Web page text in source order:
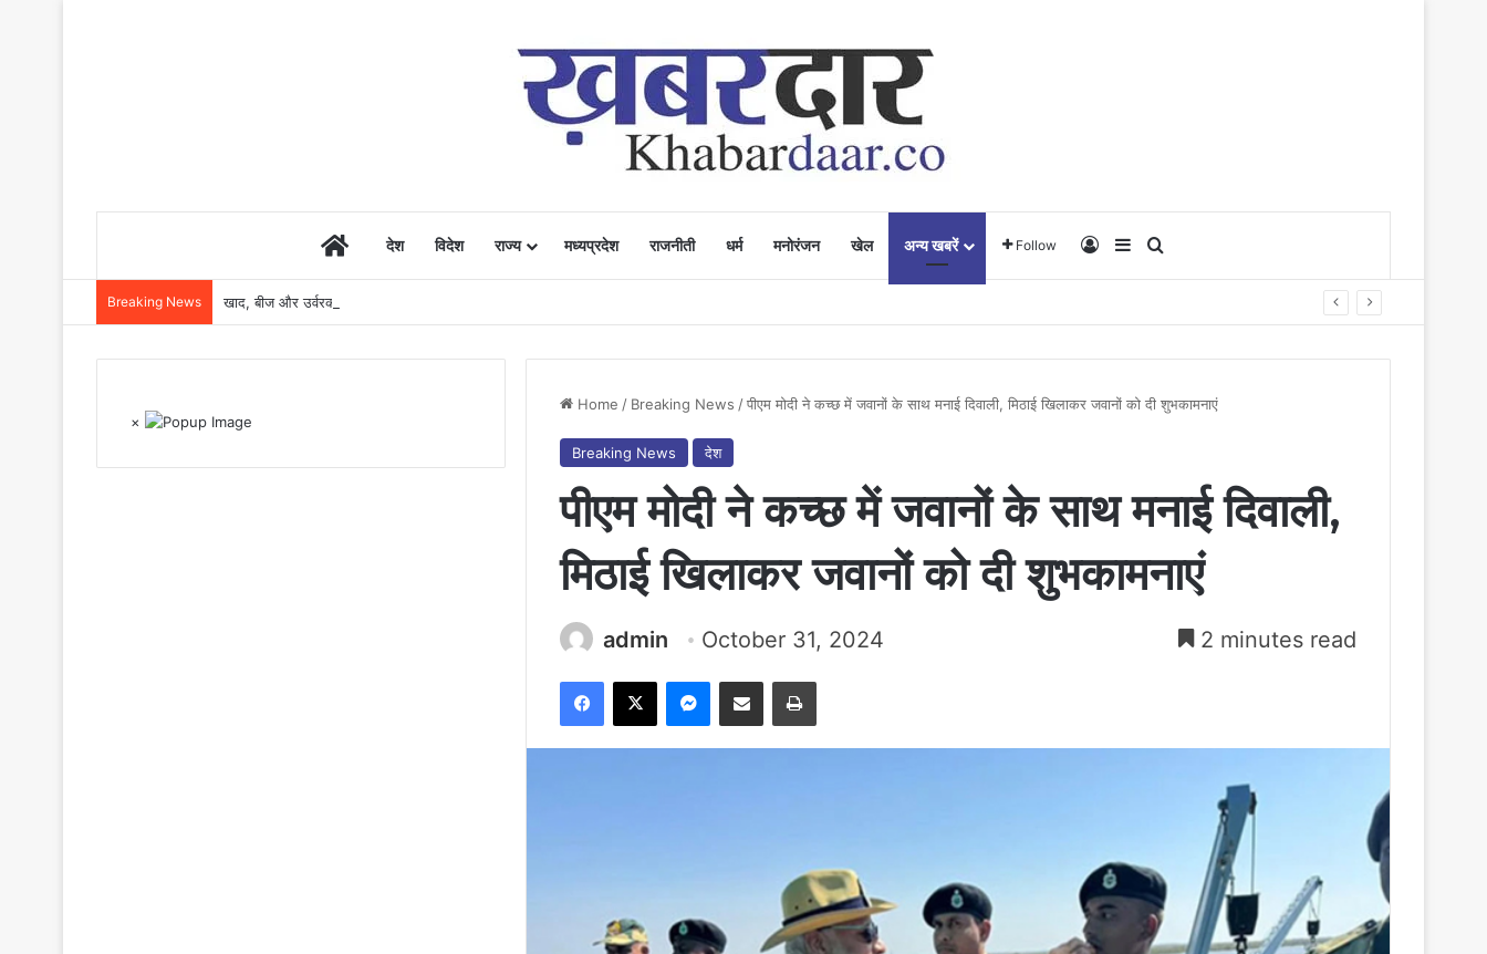
Homeदेश विदेश राज्य मध्यप्रदेश राजनीती धर्म मनोरंजन खेल अन्य खबरें Follow Log InSidebar
Breaking News खाद, बीज और उर्वरकों की समय पर उपलब्धता से किसानों में उत्साह, नैनो डीएपी और नैनो यूरिया बने किसानों के भरोसेमंद कृषि साथी…..
Home / Breaking News /पीएम मोदी ने कच्छ में जवानों के साथ मनाई दिवाली, मिठाई खिलाकर जवानों को दी शुभकामनाएं
Breaking News देश
पीएम मोदी ने कच्छ में जवानों के साथ मनाई दिवाली,
मिठाई खिलाकर जवानों को दी शुभकामनाएं
admin October 31, 2024 2 minutes read
Facebook
X Messenger
Share via Email Print
×